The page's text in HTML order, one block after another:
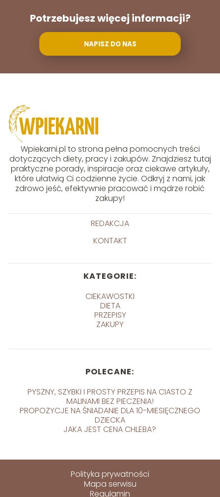
Potrzebujesz więcej informacji?
NAPISZ DO NAS
Wpiekarni.pl to strona pełna pomocnych treści
dotyczących diety, pracy i zakupów. Znajdziesz tutaj
praktyczne porady, inspiracje oraz ciekawe artykuły,
które ułatwią Ci codzienne życie. Odkryj z nami, jak
zdrowo jeść, efektywnie pracować i mądrze robić
zakupy!
REDAKCJA
KONTAKT
KATEGORIE:
CIEKAWOSTKI
DIETA
PRZEPISY
ZAKUPY
POLECANE:
PYSZNY, SZYBKI I PROSTY PRZEPIS NA CIASTO Z
MALINAMI BEZ PIECZENIA!
PROPOZYCJE NA ŚNIADANIE DLA 10-MIESIĘCZNEGO
DZIECKA
JAKA JEST CENA CHLEBA?
Polityka prywatności
Mapa serwisu
Regulamin